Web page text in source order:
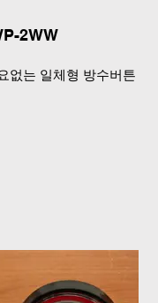
2WW
없는 일체형 방수버튼